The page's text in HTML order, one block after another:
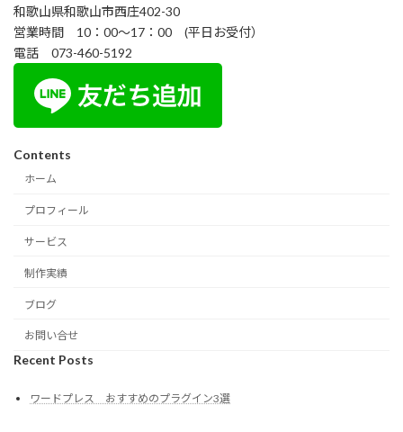
和歌山県和歌山市西庄402-30
営業時間 10：00～17：00 (平日お受付）
電話 073-460-5192
Contents
ホーム
プロフィール
サービス
制作実績
ブログ
お問い合せ
Recent Posts
ワードプレス おすすめのプラグイン3選